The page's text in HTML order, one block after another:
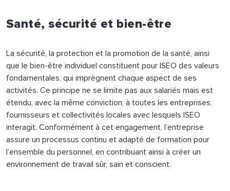
Santé, sécurité et bien-être
La sécurité, la protection et la promotion de la santé, ainsi
que le bien-être individuel constituent pour ISEO des valeurs
fondamentales, qui imprègnent chaque aspect de ses
activités. Ce principe ne se limite pas aux salariés mais est
étendu, avec la même conviction, à toutes les entreprises,
fournisseurs et collectivités locales avec lesquels ISEO
interagit. Conformément à cet engagement, l’entreprise
assure un processus continu et adapté de formation pour
l’ensemble du personnel, en contribuant ainsi à créer un
environnement de travail sûr, sain et conscient.